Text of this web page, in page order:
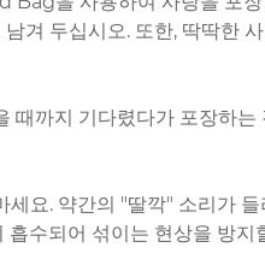
겨 두십시오. 또한, 딱딱한
때까지 기다렸다가 포장하
요. 약간의 "딸깍" 소리가
수되어 섞이는 현상을 방지